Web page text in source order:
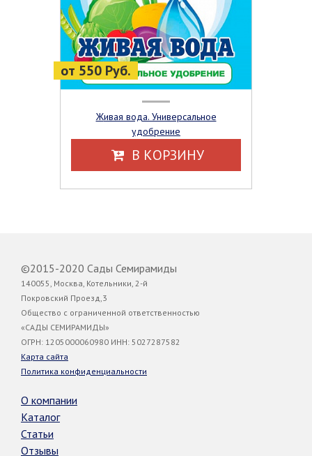
от 550 Руб.
Живая вода. Универсальное
удобрение
В КОРЗИНУ
©2015-2020 Сады Семирамиды
140055, Москва, Котельники, 2-й
Покровский Проезд,3
Общество с ограниченной ответственностью
«САДЫ СЕМИРАМИДЫ»
ОГРН: 1205000060980 ИНН: 5027287582
Карта сайта
Политика конфиденциальности
О компании
Каталог
Статьи
Отзывы